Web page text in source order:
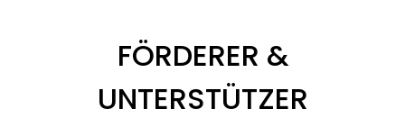
FÖRDERER &
UNTERSTÜTZER